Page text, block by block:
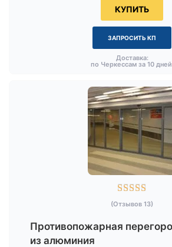
КУПИТЬ
ЗАПРОСИТЬ КП
Доставка:
по Черкессам за 10

(Отзывов 13)
Противопожарная
из алюминия